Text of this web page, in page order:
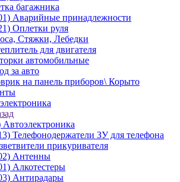
багажника
Аварийные принадлежности
Оплетки руля
Стяжки, Лебедки
для двигателя
автомобильные
за авто
на панель приборов\ Корыто
Автоэлектроника
Телефонодержатели ЗУ для телефона
прикуривателя
Антенны
Алкотестеры
Антирадары